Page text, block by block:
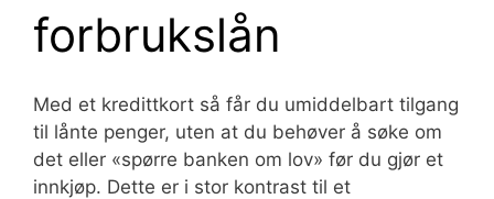
forbrukslån
Med et kredittkort så får du umiddelbart tilgang
til lånte penger, uten at du behøver å søke om
det eller «spørre banken om lov» før du gjør et
innkjøp. Dette er i stor kontrast til et